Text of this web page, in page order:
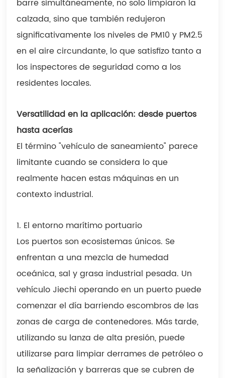
barre simultáneamente, no solo limpiaron la
calzada, sino que también redujeron
significativamente los niveles de PM10 y PM2.5
en el aire circundante, lo que satisfizo tanto a
los inspectores de seguridad como a los
residentes locales.
Versatilidad en la aplicación: desde puertos
hasta acerías
El término "vehículo de saneamiento" parece
limitante cuando se considera lo que
realmente hacen estas máquinas en un
contexto industrial.
1. El entorno marítimo portuario
Los puertos son ecosistemas únicos. Se
enfrentan a una mezcla de humedad
oceánica, sal y grasa industrial pesada. Un
vehículo Jiechi operando en un puerto puede
comenzar el día barriendo escombros de las
zonas de carga de contenedores. Más tarde,
utilizando su lanza de alta presión, puede
utilizarse para limpiar derrames de petróleo o
la señalización y barreras que se cubren de